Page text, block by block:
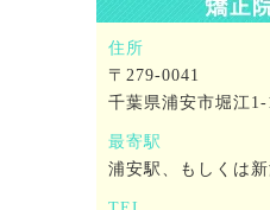
住所
〒279-0041
千葉県浦安市堀江1-
最寄駅
浦安駅、もしくは